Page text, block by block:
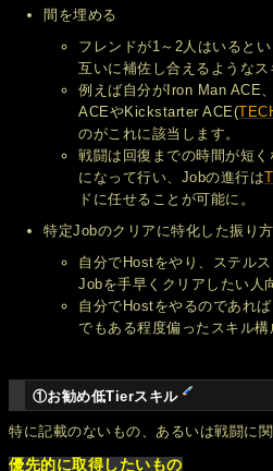
間を埋める
フレンドが1～2人はいると
互いに補佐し合えるようなス
例えば自分がIron Man ACE
ACEやKickstarter ACE(
のがこれに該当します。
戦闘は回復までの時間が短
になって行い、Jobの進行は
ドに任せることが可能に。
特定Jobのクリアに特化した振り
自分でHostをやり、ステル
Jobを手早くクリアしたい人
自分でHostをやるのであれ
でもある程度偏ったスキル構
①お勧め低Tierスキル
特に記載のないもの、あるいは戦闘に
優先的に取得したいもの